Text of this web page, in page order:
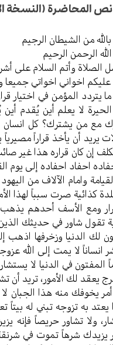
نص المحاضرة (النسخة
من الشیطان الرجیم
الرحمن الرحیم
الصلاة وأتم السلام علی
اخواني اخواتي جمیعا
ما یتردد المؤمن في
لا یعلم أين یُقدم
مع من یشترك؟ کل انسان
یرید أن يأخذ قراراً
إن کان قراره هذا غیر
احفاد احفاده إلی یوم
وامام الآلاف من
کذائیة صرت سبباً لهذا
ومع الأسف أحدهم
تقول شاور في حدیثك
لك الدنیا وزخرفها اذهب
انساناً لا یمت إلی الله
المفتون في الدنیا لا
یعقد لك الأمور، ترید أن
یخوفك منه هذا الجبان
یعتد به تزوجه تبني له
ولا تشاور حریصاً فإنه
یزیدك شرهاً تموت في